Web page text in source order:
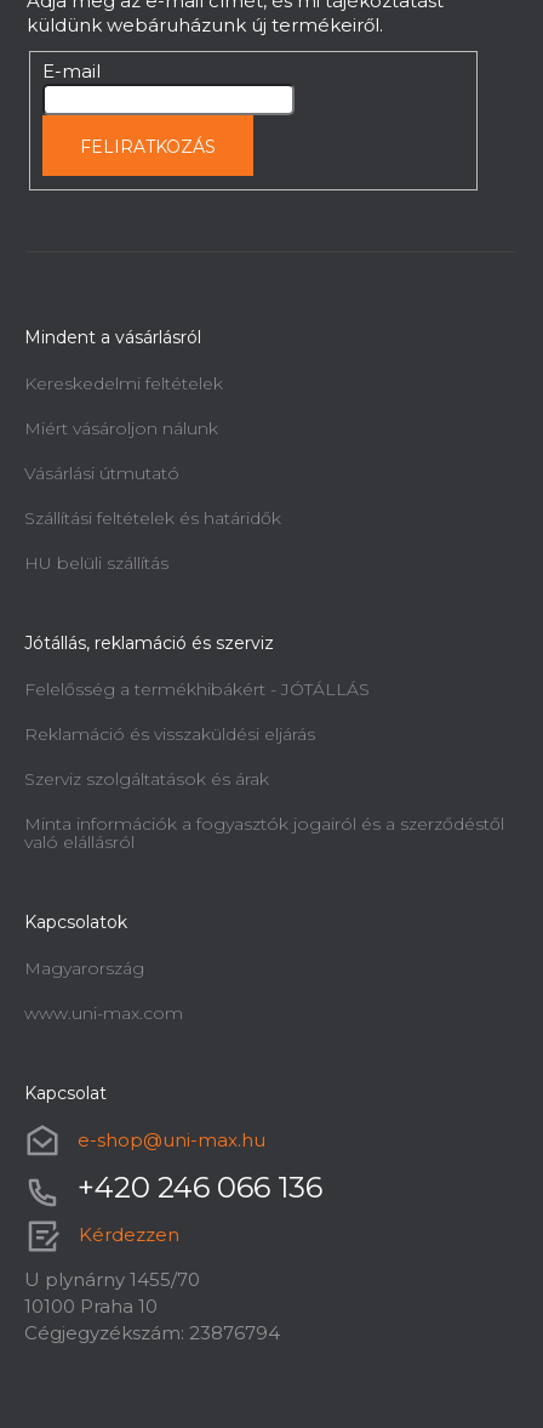
küldünk webáruházunk új termékeiről.
E-mail
FELIRATKOZÁS
Mindent a vásárlásról
Kereskedelmi feltételek
Miért vásároljon nálunk
Vásárlási útmutató
Szállítási feltételek és határidők
HU belüli szállítás
Jótállás, reklamáció és szerviz
Felelősség a termékhibákért - JÓTÁLLÁS
Reklamáció és visszaküldési eljárás
Szerviz szolgáltatások és árak
Minta információk a fogyasztók jogairól és a szerződéstől
való elállásról
Kapcsolatok
Magyarország
www.uni-max.com
Kapcsolat
e-shop@uni-max.hu
+420 246 066 136
Kérdezzen
U plynárny 1455/70
10100 Praha 10
Cégjegyzékszám: 23876794